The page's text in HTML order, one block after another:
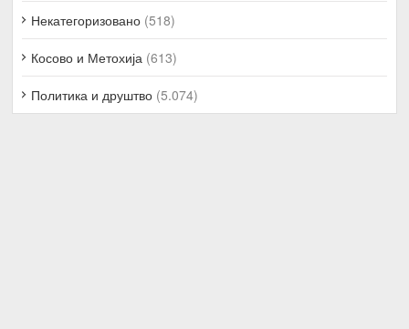
Некатегоризовано (518)
Косово и Метохија (613)
Политика и друштво (5.074)